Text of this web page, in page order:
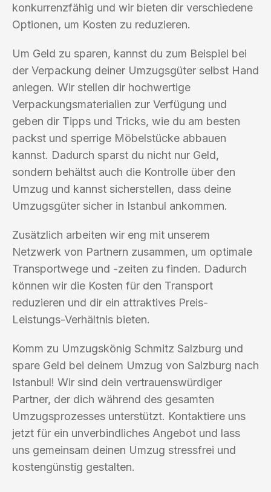
konkurrenzfähig und wir bieten dir verschiedene
Optionen, um Kosten zu reduzieren.
Um Geld zu sparen, kannst du zum Beispiel bei
der Verpackung deiner Umzugsgüter selbst Hand
anlegen. Wir stellen dir hochwertige
Verpackungsmaterialien zur Verfügung und
geben dir Tipps und Tricks, wie du am besten
packst und sperrige Möbelstücke abbauen
kannst. Dadurch sparst du nicht nur Geld,
sondern behältst auch die Kontrolle über den
Umzug und kannst sicherstellen, dass deine
Umzugsgüter sicher in Istanbul ankommen.
Zusätzlich arbeiten wir eng mit unserem
Netzwerk von Partnern zusammen, um optimale
Transportwege und -zeiten zu finden. Dadurch
können wir die Kosten für den Transport
reduzieren und dir ein attraktives Preis-
Leistungs-Verhältnis bieten.
Komm zu Umzugskönig Schmitz Salzburg und
spare Geld bei deinem Umzug von Salzburg nach
Istanbul! Wir sind dein vertrauenswürdiger
Partner, der dich während des gesamten
Umzugsprozesses unterstützt. Kontaktiere uns
jetzt für ein unverbindliches Angebot und lass
uns gemeinsam deinen Umzug stressfrei und
kostengünstig gestalten.